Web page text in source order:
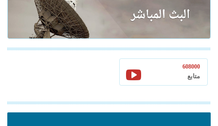
608000
متابع